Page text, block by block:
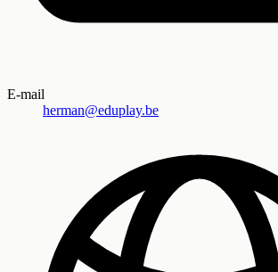
E-mail
herman@eduplay.be